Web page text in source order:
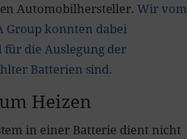
Automobilhersteller.Wir vom
Group konnten dabei
die Auslegung der
Batterien sind.
Heizen
in einer Batterie dient nicht